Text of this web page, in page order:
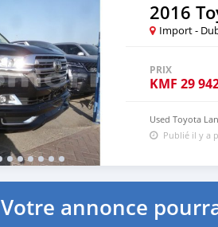
2016
Import -
PRIX
KMF 29
Used Toyota
Publié il y a
Votre annonce